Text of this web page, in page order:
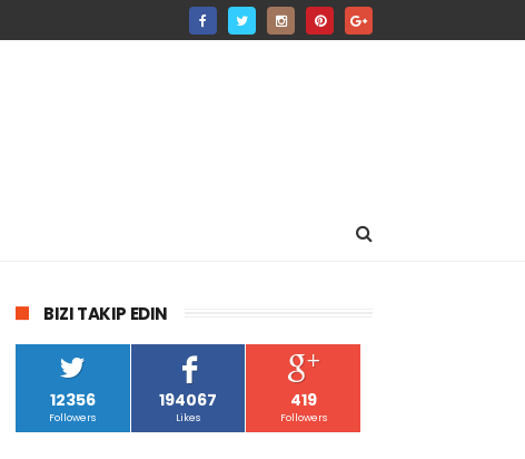
BIZI TAKIP EDIN
12356
Followers
194067
Likes
419
Followers